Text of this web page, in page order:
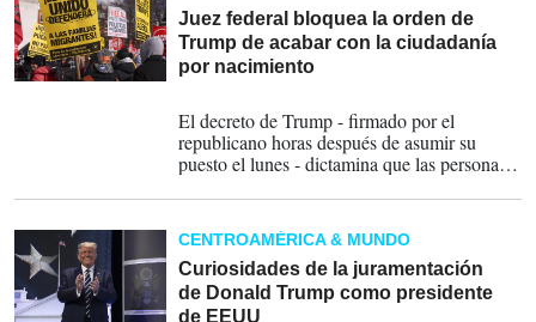
Juez federal bloquea la orden de
Trump de acabar con la ciudadanía
por nacimiento
El decreto de Trump - firmado por el
republicano horas después de asumir su
puesto el lunes - dictamina que las personas
indocumentados o con un estatus legal
"temporal"-como una visa de trabajo - no
podrán obtener la ciudadanía.
CENTROAMÉRICA & MUNDO
Curiosidades de la juramentación
de Donald Trump como presidente
de EEUU